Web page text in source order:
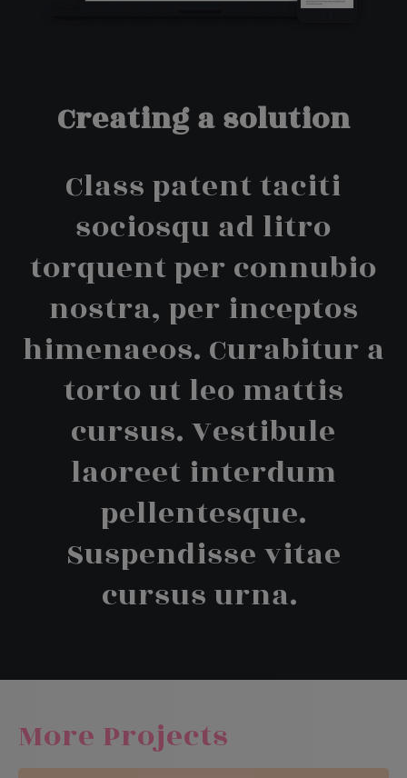
Creating a solution
Class patent taciti
sociosqu ad litro
torquent per connubio
nostra, per inceptos
himenaeos. Curabitur a
torto ut leo mattis
cursus. Vestibule
laoreet interdum
pellentesque.
Suspendisse vitae
cursus urna.
More Projects